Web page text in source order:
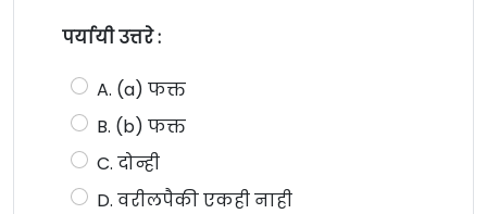
पर्यायी उत्तरे :
A. (a) फक्त
B. (b) फक्त
C. दोन्ही
D. वरीलपैकी एकही नाही